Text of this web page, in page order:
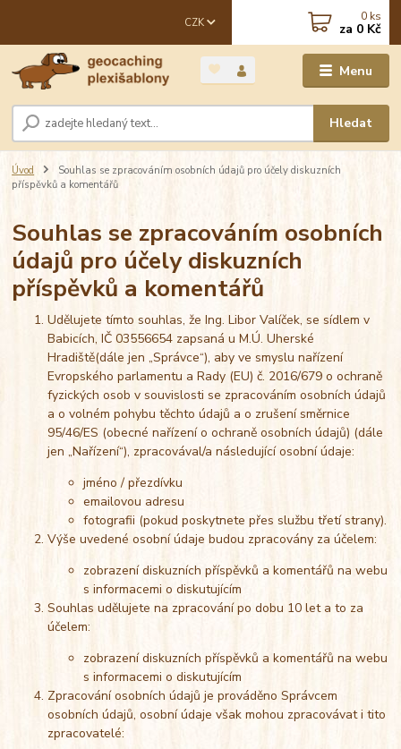
Menu
CZK
Hledat
0 ks
za 0 Kč
Úvod
Souhlas se zpracováním osobních údajů pro účely diskuzních
příspěvků a komentářů
Souhlas se zpracováním osobních
údajů pro účely diskuzních
příspěvků a komentářů
Udělujete tímto souhlas, že Ing. Libor Valíček, se sídlem v
Babicích, IČ 03556654 zapsaná u M.Ú. Uherské
Hradiště(dále jen „Správce“), aby ve smyslu nařízení
Evropského parlamentu a Rady (EU) č. 2016/679 o ochraně
fyzických osob v souvislosti se zpracováním osobních údajů
a o volném pohybu těchto údajů a o zrušení směrnice
95/46/ES (obecné nařízení o ochraně osobních údajů) (dále
jen „Nařízení“), zpracovával/a následující osobní údaje:
jméno / přezdívku
emailovou adresu
fotografii (pokud poskytnete přes službu třetí strany).
Výše uvedené osobní údaje budou zpracovány za účelem:
zobrazení diskuzních příspěvků a komentářů na webu
s informacemi o diskutujícím
Souhlas udělujete na zpracování po dobu 10 let a to za
účelem:
zobrazení diskuzních příspěvků a komentářů na webu
s informacemi o diskutujícím
Zpracování osobních údajů je prováděno Správcem
osobních údajů, osobní údaje však mohou zpracovávat i tito
zpracovatelé: